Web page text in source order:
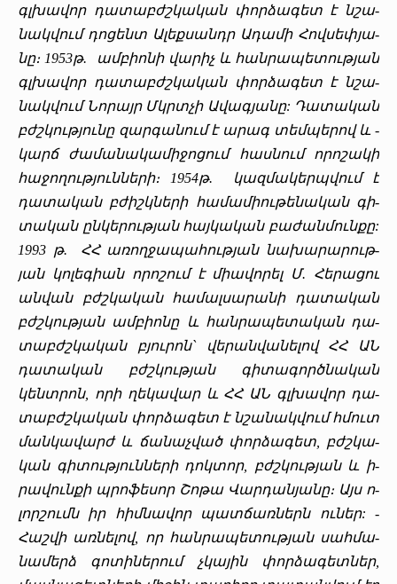
գլխա­վոր դա­տաբժշ­կա­կան փոր­ձա­գետ է նշա­
նակ­վում դո­ցենտ Ա­լեք­սանդր Ա­դա­մի ­Հով­սեփ­յա­
նը։ 1953թ. ամ­բիո­նի վա­րիչ և ­հան­րա­պե­տութ­յան
գլխա­վոր դա­տաբժշ­կա­կան փոր­ձա­գետ է նշա­
նակ­վում ­Նո­րայր Մկրտ­չի Ա­վագ­յա­նը: ­Դա­տա­կան
բժշկութ­յու­նը զար­գա­նում է ա­րագ տեմ­պե­րով և ­
կարճ ժա­մա­նա­կա­մի­ջո­ցում հաս­նում ո­րո­շա­կի
հա­ջո­ղութ­յուն­նե­րի։ 1954թ. կազ­մա­կերպ­վում է
դա­տա­կան բժիշկ­նե­րի հա­մա­միու­թե­նա­կան գի­
տա­կան ըն­կե­րութ­յան հայ­կա­կան բա­ժան­մուն­քը:
1993 թ. ՀՀ ա­ռող­ջա­պա­հութ­յան նա­խա­րա­րութ­
յան կո­լե­գիան ո­րո­շում է միա­վո­րել Մ. ­Հե­րա­ցու
ան­վան բժշկա­կան հա­մալ­սա­րա­նի դա­տա­կան
բժշկութ­յան ամ­բիո­նը և ­հան­րա­պե­տա­կան դա­
տաբժշ­կա­կան բյու­րոն` վե­րան­վա­նե­լով ՀՀ ԱՆ
դա­տա­կան բժշկութ­յան գի­տա­գործ­նա­կան
կենտ­րոն, ո­րի ղե­կա­վար և ՀՀ ԱՆ գլխա­վոր դա­
տաբժշ­կա­կան փոր­ձա­գետ է նշա­նակ­վում հմուտ
ման­կա­վարժ և ­ճա­նաչ­ված փոր­ձա­գետ, բժշկա­
կան գի­տութ­յուն­նե­րի դոկ­տոր, բժշկութ­յան և­ ի­
րա­վուն­քի պրո­ֆե­սոր ­Շո­թա ­Վար­դան­յա­նը։ Այս ո­
լոր­շումն իր հիմ­նա­վոր պատ­ճառ­ներն ու­ներ: ­
Հաշ­վի առ­նե­լով, որ հան­րա­պե­տութ­յան սահ­մա­
նա­մերձ գո­տի­նե­րում չկա­յին փոր­ձա­գետ­ներ,